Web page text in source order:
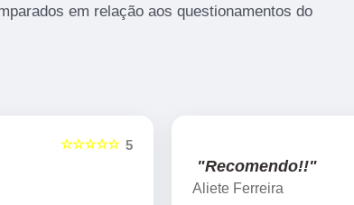
em relação aos questionamentos do
5
☆☆☆☆☆
"Recomendo!!"
Aliete Ferreira